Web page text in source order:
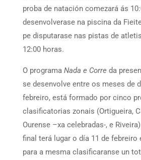
proba de natación comezará ás
desenvolverase na piscina da
pe disputarase nas pistas de
12:00 horas.
O programa Nada e Corre da
se desenvolve entre os meses de
febreiro, está formado por cinco
clasificatorias zonais (Ortigueira,
Ourense –xa celebradas-, e
final terá lugar o día 11 de febreiro
para a mesma clasificaranse un